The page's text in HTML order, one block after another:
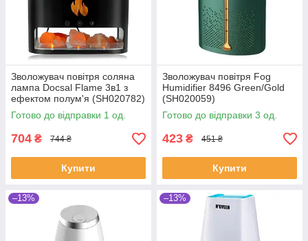
Зволожувач повітря соляна
лампа Docsal Flame 3в1 з
ефектом полум'я (SH020782)
Готово до відправки 1 од.
704 ₴ 744 ₴
Купити
Зволожувач повітря Fog
Humidifier 8496 Green/Gold
(SH020059)
Готово до відправки 3 од.
423 ₴ 451 ₴
Купити
–13% –13%